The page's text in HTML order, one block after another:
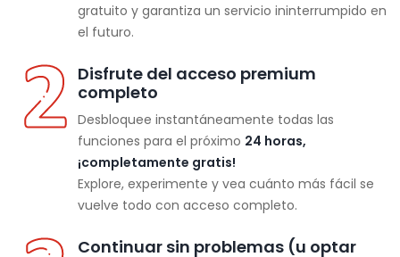
gratuito y garantiza un servicio ininterrumpido en
el futuro.
Disfrute del acceso premium
completo
Desbloquee instantáneamente todas las
funciones para el próximo 24 horas,
¡completamente gratis!
Explore, experimente y vea cuánto más fácil se
vuelve todo con acceso completo.
Continuar sin problemas (u optar